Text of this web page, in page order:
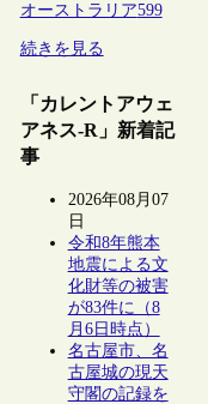
オーストラリア599
続きを見る
「カレントアウェ
アネス-R」新着記
事
2026年08月07
日
令和8年熊本
地震による文
化財等の被害
が83件に（8
月6日時点）
名古屋市、名
古屋城の現天
守閣の記録を